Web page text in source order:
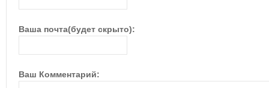
Ваша почта(будет скрыто):
Ваш Комментарий: